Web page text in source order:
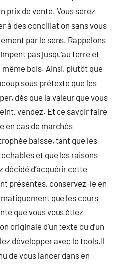
prix de vente. Vous serez
à des conciliation sans vous
par le sens. Rappelons
pas jusqu’au terre et
bois. Ainsi, plutôt que
sous prétexte que les
dès que la valeur que vous
vendez. Et ce savoir faire
en cas de marchés
baisse, tant que les
et que les raisons
décidé d’acquérir cette
présentes, conservez-le en
que les cours
que vous vous étiez
originale d’un texte ou d’un
développer avec le tools.Il
de vous lancer dans en